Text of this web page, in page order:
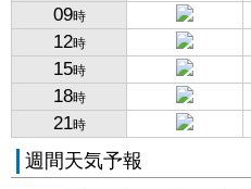
09時
12時
15時
18時
21時
週間天気予報